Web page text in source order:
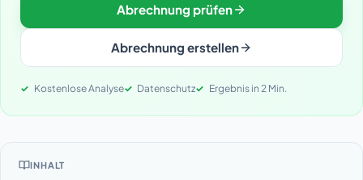
Abrechnung prüfen
Abrechnung erstellen
Kostenlose Analyse Datenschutz Ergebnis in 2 Min.
INHALT